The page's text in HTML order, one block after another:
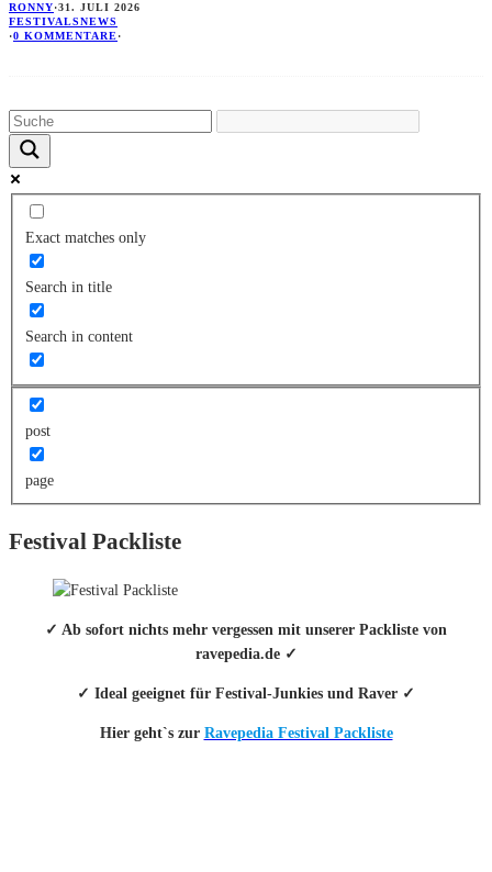
RONNY·31. JULI 2026
FESTIVALSNEWS
·0 KOMMENTARE·
Exact matches only
Search in title
Search in content
post
page
Festival Packliste
✓ Ab sofort nichts mehr vergessen mit unserer Packliste von
ravepedia.de ✓
✓ Ideal geeignet für Festival-Junkies und Raver ✓
Hier geht`s zur Ravepedia Festival Packliste